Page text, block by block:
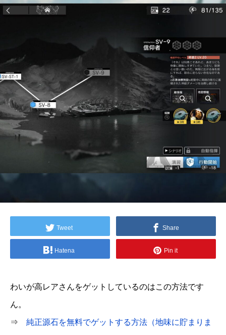
Tweet Share
Hatena Pin it
わいが高レアさんをゲットしているのはこの方法です
ん。
⇒ 純正源石を無料でゲットする方法（地味に貯まりま